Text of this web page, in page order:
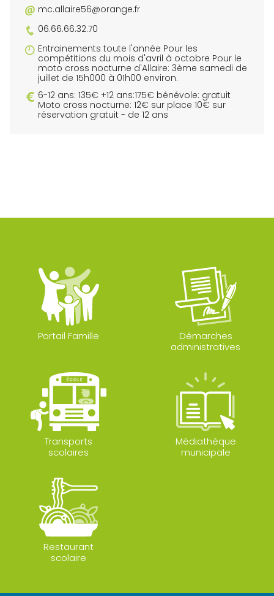
mc.allaire56@orange.fr
06.66.66.32.70
Entrainements toute l'année Pour les
compétitions du mois d'avril à octobre Pour le
moto cross nocturne d'Allaire: 3ème samedi de
juillet de 15h000 à 01h00 environ.
6-12 ans: 135€ +12 ans:175€ bénévole: gratuit
Moto cross nocturne: 12€ sur place 10€ sur
réservation gratuit - de 12 ans
Portail Famille
Démarches
administratives
Transports
scolaires
Médiathèque
municipale
Restaurant
scolaire